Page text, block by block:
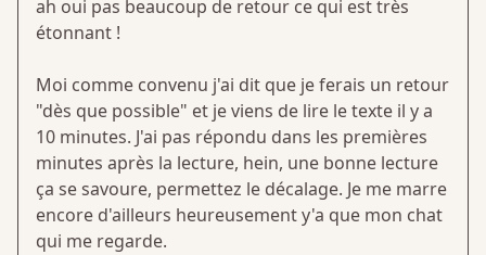
ah oui pas beaucoup de retour ce qui est très
étonnant !
Moi comme convenu j'ai dit que je ferais un retour
"dès que possible" et je viens de lire le texte il y a
10 minutes. J'ai pas répondu dans les premières
minutes après la lecture, hein, une bonne lecture
ça se savoure, permettez le décalage. Je me marre
encore d'ailleurs heureusement y'a que mon chat
qui me regarde.